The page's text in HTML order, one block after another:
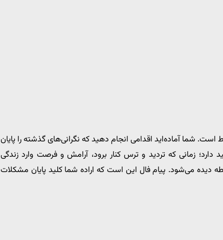
شما آماده‌اید اقدامی انجام دهید که نگرانی‌های گذشته را پایان
زمانی که تردید و ترس کنار برود، آرامش و فرصت وارد زندگی
دیده می‌شود. پیام فال این است که اراده شما کلید پایان مشکلات